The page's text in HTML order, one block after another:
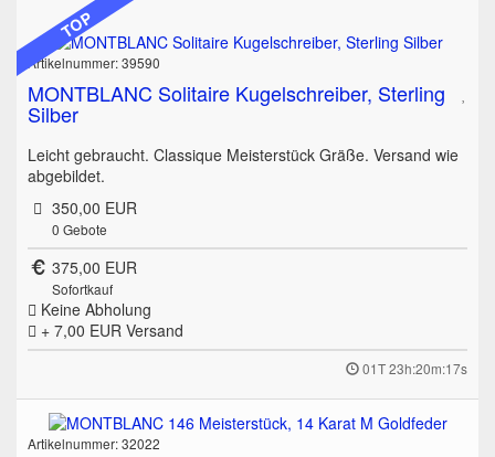
TOP
Artikelnummer: 39590
MONTBLANC Solitaire Kugelschreiber, Sterling
Silber
Leicht gebraucht. Classique Meisterstück Gräße. Versand wie
abgebildet.
350,00 EUR
0 Gebote
375,00 EUR
Sofortkauf
Keine Abholung
+ 7,00 EUR Versand
01T 23h:20m:17s
Artikelnummer: 32022